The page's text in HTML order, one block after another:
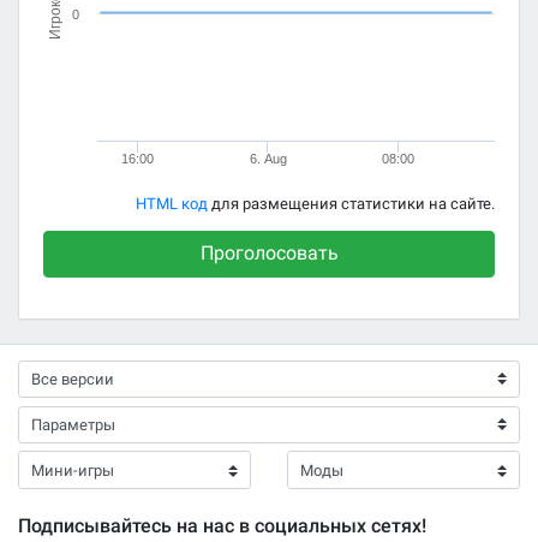
Игроков
6. Aug
16:00 08:00
0
HTML код для размещения статистики на сайте.
Проголосовать
Подписывайтесь на нас в социальных сетях!